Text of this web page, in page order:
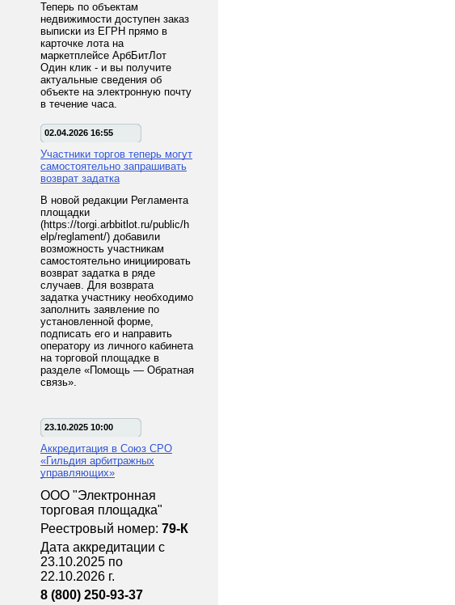
Теперь по объектам
недвижимости доступен заказ
выписки из ЕГРН прямо в
карточке лота на
маркетплейсе АрбБитЛот
Один клик - и вы получите
актуальные сведения об
объекте на электронную почту
в течение часа.
02.04.2026 16:55
Участники торгов теперь могут
самостоятельно запрашивать
возврат задатка
В новой редакции Регламента
площадки
(https://torgi.arbbitlot.ru/public/h
elp/reglament/) добавили
возможность участникам
самостоятельно инициировать
возврат задатка в ряде
случаев. Для возврата
задатка участнику необходимо
заполнить заявление по
установленной форме,
подписать его и направить
оператору из личного кабинета
на торговой площадке в
разделе «Помощь — Обратная
связь».
23.10.2025 10:00
Аккредитация в Союз СРО
«Гильдия арбитражных
управляющих»
ООО "Электронная
торговая площадка"
Реестровый номер: 79-К
Дата аккредитации с
23.10.2025 по
22.10.2026 г.
8 (800) 250-93-37